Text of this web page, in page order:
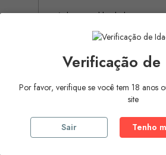
rótulos ou publicidades
Pagamento Seguro
pagamento por referência
Verificação de
Por favor, verifique se você tem 18 anos
site
Sair Tenho